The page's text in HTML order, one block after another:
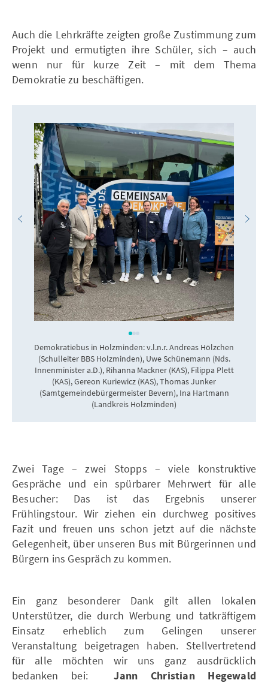
Auch die Lehrkräfte zeigten große Zustimmung zum
Projekt und ermutigten ihre Schüler, sich – auch
wenn nur für kurze Zeit – mit dem Thema
Demokratie zu beschäftigen.
Demokratiebus in Holzminden: v.l.n.r. Andreas Hölzchen
(Schulleiter BBS Holzminden), Uwe Schünemann (Nds.
Innenminister a.D.), Rihanna Mackner (KAS), Filippa Plett
(KAS), Gereon Kuriewicz (KAS), Thomas Junker
(Samtgemeindebürgermeister Bevern), Ina Hartmann
(Landkreis Holzminden)
Zwei Tage – zwei Stopps – viele konstruktive
Gespräche und ein spürbarer Mehrwert für alle
Besucher: Das ist das Ergebnis unserer
Frühlingstour. Wir ziehen ein durchweg positives
Fazit und freuen uns schon jetzt auf die nächste
Gelegenheit, über unseren Bus mit Bürgerinnen und
Bürgern ins Gespräch zu kommen.
Ein ganz besonderer Dank gilt allen lokalen
Unterstützer, die durch Werbung und tatkräftigem
Einsatz erheblich zum Gelingen unserer
Veranstaltung beigetragen haben. Stellvertretend
für alle möchten wir uns ganz ausdrücklich
bedanken bei:Jann Christian Hegewald